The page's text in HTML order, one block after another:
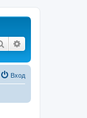
Поиск
Вход